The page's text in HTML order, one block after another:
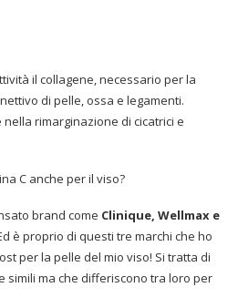
il collagene, necessario per la
di pelle, ossa e legamenti.
rimarginazione di cicatrici e
C anche per il viso?
brand come Clinique, Wellmax e
è proprio di questi tre marchi che ho
per la pelle del mio viso! Si tratta di
simili ma che differiscono tra loro per